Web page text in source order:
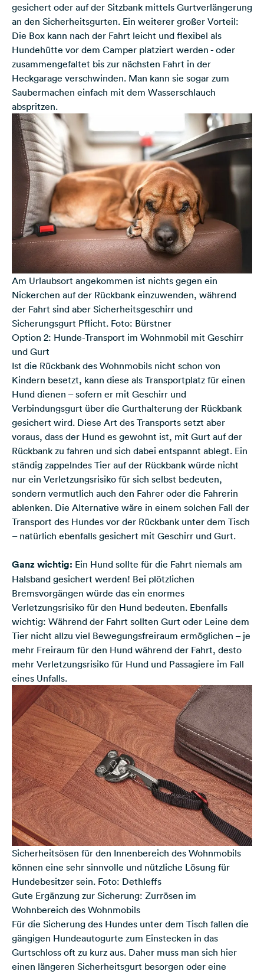
gesichert oder auf der Sitzbank mittels Gurtverlängerung
an den Sicherheitsgurten. Ein weiterer großer Vorteil:
Die Box kann nach der Fahrt leicht und flexibel als
Hundehütte vor dem Camper platziert werden - oder
zusammengefaltet bis zur nächsten Fahrt in der
Heckgarage verschwinden. Man kann sie sogar zum
Saubermachen einfach mit dem Wasserschlauch
abspritzen.
Am Urlaubsort angekommen ist nichts gegen ein
Nickerchen auf der Rückbank einzuwenden, während
der Fahrt sind aber Sicherheitsgeschirr und
Sicherungsgurt Pflicht. Foto: Bürstner
Option 2: Hunde-Transport im Wohnmobil mit Geschirr
und Gurt
Ist die Rückbank des Wohnmobils nicht schon von
Kindern besetzt, kann diese als Transportplatz für einen
Hund dienen – sofern er mit Geschirr und
Verbindungsgurt über die Gurthalterung der Rückbank
gesichert wird. Diese Art des Transports setzt aber
voraus, dass der Hund es gewohnt ist, mit Gurt auf der
Rückbank zu fahren und sich dabei entspannt ablegt. Ein
ständig zappelndes Tier auf der Rückbank würde nicht
nur ein Verletzungsrisiko für sich selbst bedeuten,
sondern vermutlich auch den Fahrer oder die Fahrerin
ablenken. Die Alternative wäre in einem solchen Fall der
Transport des Hundes vor der Rückbank unter dem Tisch
– natürlich ebenfalls gesichert mit Geschirr und Gurt.
Ganz wichtig: Ein Hund sollte für die Fahrt niemals am
Halsband gesichert werden! Bei plötzlichen
Bremsvorgängen würde das ein enormes
Verletzungsrisiko für den Hund bedeuten. Ebenfalls
wichtig: Während der Fahrt sollten Gurt oder Leine dem
Tier nicht allzu viel Bewegungsfreiraum ermöglichen – je
mehr Freiraum für den Hund während der Fahrt, desto
mehr Verletzungsrisiko für Hund und Passagiere im Fall
eines Unfalls.
Sicherheitsösen für den Innenbereich des Wohnmobils
können eine sehr sinnvolle und nützliche Lösung für
Hundebesitzer sein. Foto: Dethleffs
Gute Ergänzung zur Sicherung: Zurrösen im
Wohnbereich des Wohnmobils
Für die Sicherung des Hundes unter dem Tisch fallen die
gängigen Hundeautogurte zum Einstecken in das
Gurtschloss oft zu kurz aus. Daher muss man sich hier
einen längeren Sicherheitsgurt besorgen oder eine